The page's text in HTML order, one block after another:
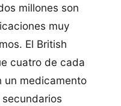
millones son
muy
El British
cuatro de cada
un medicamento